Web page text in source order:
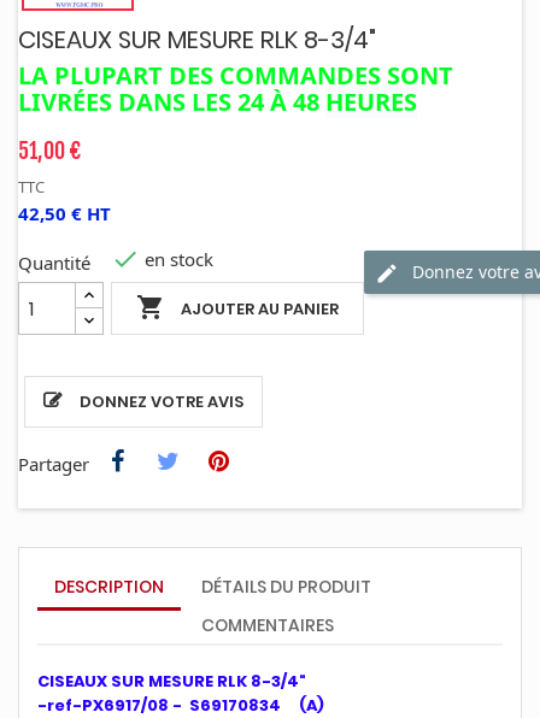
CISEAUX SUR MESURE RLK 8-3/4"
LA PLUPART DES COMMANDES SONT
LIVRÉES DANS LES 24 À 48 HEURES
51,00 €
TTC
42,50 € HT
Quantité
 AJOUTER AU PANIER
 en stock
DONNEZ VOTRE AVIS
Donnez votre
Partager
DESCRIPTION
DÉTAILS DU PRODUIT
COMMENTAIRES
CISEAUX SUR MESURE RLK 8-3/4"
-ref-PX6917/08 - S69170834 (A)